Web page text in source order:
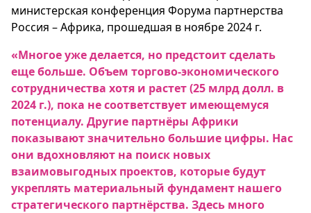
министерская конференция Форума партнерства
Россия – Африка, прошедшая в ноябре 2024 г.
«Многое уже делается, но предстоит сделать
еще больше. Объем торгово-экономического
сотрудничества хотя и растет (25 млрд долл. в
2024 г.), пока не соответствует имеющемуся
потенциалу. Другие партнёры Африки
показывают значительно большие цифры. Нас
они вдохновляют на поиск новых
взаимовыгодных проектов, которые будут
укреплять материальный фундамент нашего
стратегического партнёрства. Здесь много